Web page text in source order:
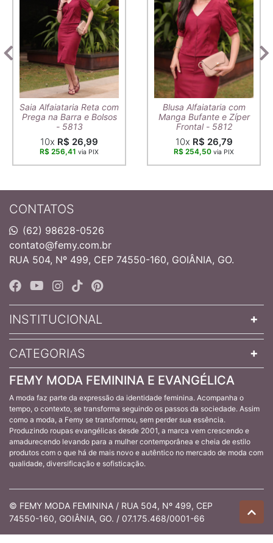
Saia Alfaiataria Reta com
Prega na Barra e Bolsos
- 5813
10x R$ 26,99
R$ 256,41 via PIX
Blusa Alfaiataria com
Manga Bufante e Zíper
Frontal - 5812
10x R$ 26,79
R$ 254,50 via PIX
CONTATOS
(62) 98628-0526
contato@femy.com.br
RUA 504, Nº 499, CEP 74550-160, GOIÂNIA, GO.
INSTITUCIONAL
CATEGORIAS
FEMY MODA FEMININA E EVANGÉLICA
A moda faz parte da expressão da identidade feminina. Acompanha o
tempo, o contexto, se transforma seguindo os passos da sociedade. Assim
como a moda, a Femy se transformou, sem perder sua essência.
Produzindo roupas evangélicas desde 2001, a marca vem crescendo e
amadurecendo levando para a mulher contemporânea e cheia de estilo
produtos com o que há de mais novo e autêntico no mercado de moda com
qualidade, diversificação e sofisticação.
© FEMY MODA FEMININA / RUA 504, Nº 499, CEP
74550-160, GOIÂNIA, GO. / 07.175.468/0001-66